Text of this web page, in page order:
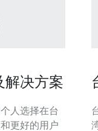
解决方案
人选择在台
更好的用户